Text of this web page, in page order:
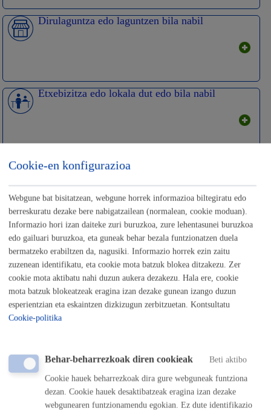
Dirulaguntza edo laguntzen bila nabil
Etxebizitza edo lokala dut edo bila nabil
Negozio hasi, aldatu edo itxi nahi dut
Nire eskubideak egikaretzen-Parte hartzen
Familiako bat hil da
Donostian bizi edo kanpotik iritsi naiz
Cookie-en konfigurazioa
Webgune bat bisitatzean, webgune horrek informazioa biltegiratu edo
berreskuratu dezake bere nabigatzailean (normalean, cookie moduan).
Informazio hori izan daiteke zuri buruzkoa, zure lehentasunei buruzkoa
edo gailuari buruzkoa, eta guneak behar bezala funtzionatzen duela
bermatzeko erabiltzen da, nagusiki. Informazio horrek ezin zaitu
zuzenean identifikatu, eta cookie mota batzuk blokea ditzakezu. Zer
cookie mota aktibatu nahi duzun aukera dezakezu. Hala ere, cookie
mota batzuk blokeatzeak eragina izan dezake gunean izango duzun
esperientzian eta eskaintzen dizkizugun zerbitzuetan. Kontsultatu
Cookie-politika
Behar-beharrezkoak diren cookieak Beti aktibo
Cookie hauek beharrezkoak dira gure webguneak funtziona
dezan. Cookie hauek desaktibatzeak eragina izan dezake
webgunearen funtzionamendu egokian. Ez dute identifikazio